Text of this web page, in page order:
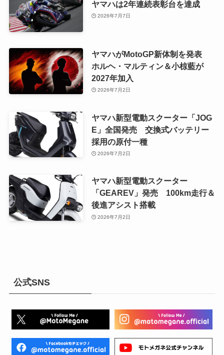
ヤマハは2年連続表彰台を達成
2026年7月7日
ヤマハがMotoGP新体制を発表
ホルヘ・マルティン＆小椋藍が
2027年加入
2026年7月2日
ヤマハ新型電動スクーター「JOG
E」全国発売 交換式バッテリー
採用の原付一種
2026年7月2日
ヤマハ新型電動スクーター
「GEAREV」発売 100km走行＆
後進アシスト搭載
2026年7月2日
公式SNS